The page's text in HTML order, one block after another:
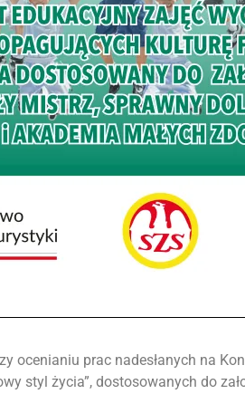
ocenianiu prac nadesłanych na
styl życia”, dostosowanych do